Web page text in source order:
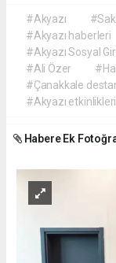
#Akyazı
#Akyazı haberleri
#Akyazı Sosyal
#Ali Özer
#Çanakkale
#Akyazı etkinlikleri
Habere Ek